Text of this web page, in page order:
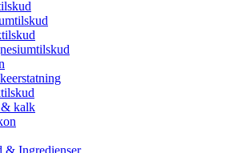
& kalk
& Ingredienser